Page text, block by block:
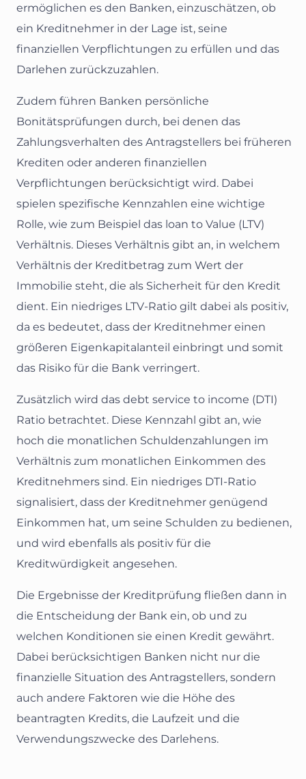
ermöglichen es den Banken, einzuschätzen, ob
ein Kreditnehmer in der Lage ist, seine
finanziellen Verpflichtungen zu erfüllen und das
Darlehen zurückzuzahlen.
Zudem führen Banken persönliche
Bonitätsprüfungen durch, bei denen das
Zahlungsverhalten des Antragstellers bei früheren
Krediten oder anderen finanziellen
Verpflichtungen berücksichtigt wird. Dabei
spielen spezifische Kennzahlen eine wichtige
Rolle, wie zum Beispiel das loan to Value (LTV)
Verhältnis. Dieses Verhältnis gibt an, in welchem
Verhältnis der Kreditbetrag zum Wert der
Immobilie steht, die als Sicherheit für den Kredit
dient. Ein niedriges LTV-Ratio gilt dabei als positiv,
da es bedeutet, dass der Kreditnehmer einen
größeren Eigenkapitalanteil einbringt und somit
das Risiko für die Bank verringert.
Zusätzlich wird das debt service to income (DTI)
Ratio betrachtet. Diese Kennzahl gibt an, wie
hoch die monatlichen Schuldenzahlungen im
Verhältnis zum monatlichen Einkommen des
Kreditnehmers sind. Ein niedriges DTI-Ratio
signalisiert, dass der Kreditnehmer genügend
Einkommen hat, um seine Schulden zu bedienen,
und wird ebenfalls als positiv für die
Kreditwürdigkeit angesehen.
Die Ergebnisse der Kreditprüfung fließen dann in
die Entscheidung der Bank ein, ob und zu
welchen Konditionen sie einen Kredit gewährt.
Dabei berücksichtigen Banken nicht nur die
finanzielle Situation des Antragstellers, sondern
auch andere Faktoren wie die Höhe des
beantragten Kredits, die Laufzeit und die
Verwendungszwecke des Darlehens.